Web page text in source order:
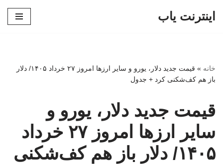
اینترنت یاب
خانه »
قیمت جدید دلار، یورو و سایر ارزها امروز ۲۷ خرداد ۱۴۰۵/ دلار
باز هم کف‌شکنی کرد + جدول
قیمت جدید دلار، یورو و
سایر ارزها امروز ۲۷ خرداد
۱۴۰۵/ دلار باز هم کف‌شکنی